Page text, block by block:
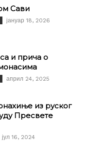
Сави
јануар 18, 2026
и прича о
април 24, 2025
из руског
Пресвете
јул 16, 2024